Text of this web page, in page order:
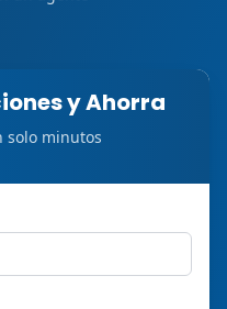
y Ahorra
solo minutos